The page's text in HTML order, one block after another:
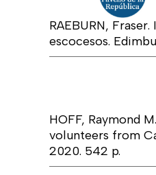
RAEBURN,
escocesos.
HOFF, Raymond
volunteers from
2020. 542 p.